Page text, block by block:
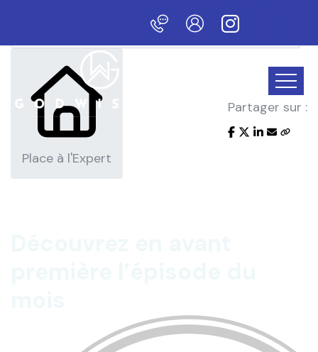
L'actualité du mois
Place à l'Expert
Partager sur :